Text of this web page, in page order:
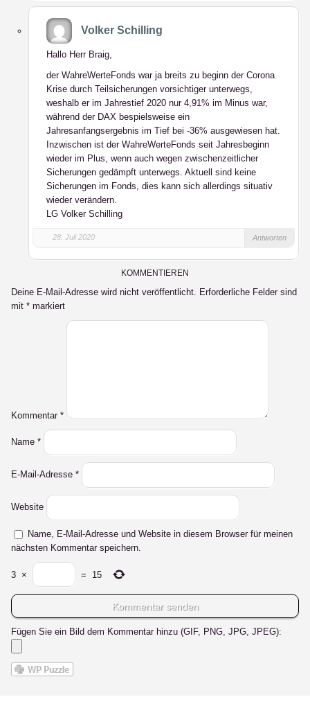
Volker Schilling
Hallo Herr Braig,
der WahreWerteFonds war ja breits zu beginn der Corona
Krise durch Teilsicherungen vorsichtiger unterwegs,
weshalb er im Jahrestief 2020 nur 4,91% im Minus war,
während der DAX bespielsweise ein
Jahresanfangsergebnis im Tief bei -36% ausgewiesen hat.
Inzwischen ist der WahreWerteFonds seit Jahresbeginn
wieder im Plus, wenn auch wegen zwischenzeitlicher
Sicherungen gedämpft unterwegs. Aktuell sind keine
Sicherungen im Fonds, dies kann sich allerdings situativ
wieder verändern.
LG Volker Schilling
28. Juli 2020 Antworten
KOMMENTIEREN
Deine E-Mail-Adresse wird nicht veröffentlicht. Erforderliche Felder sind
mit * markiert
Kommentar *
Name *
E-Mail-Adresse *
Website
Name, E-Mail-Adresse und Website in diesem Browser für meinen
nächsten Kommentar speichern.
3 × = 15
Fügen Sie ein Bild dem Kommentar hinzu (GIF, PNG, JPG, JPEG):